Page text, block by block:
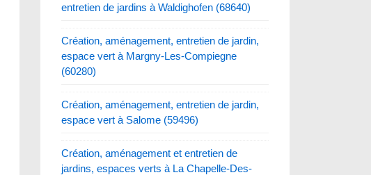
entretien de jardins à Waldighofen (68640)
Création, aménagement, entretien de jardin,
espace vert à Margny-Les-Compiegne
(60280)
Création, aménagement, entretien de jardin,
espace vert à Salome (59496)
Création, aménagement et entretien de
jardins, espaces verts à La Chapelle-Des-